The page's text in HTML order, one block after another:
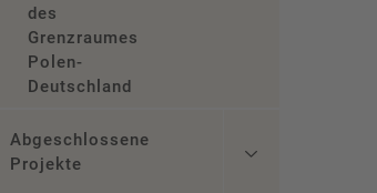
des
Grenzraumes
Polen-
Deutschland
Abgeschlossene
Projekte